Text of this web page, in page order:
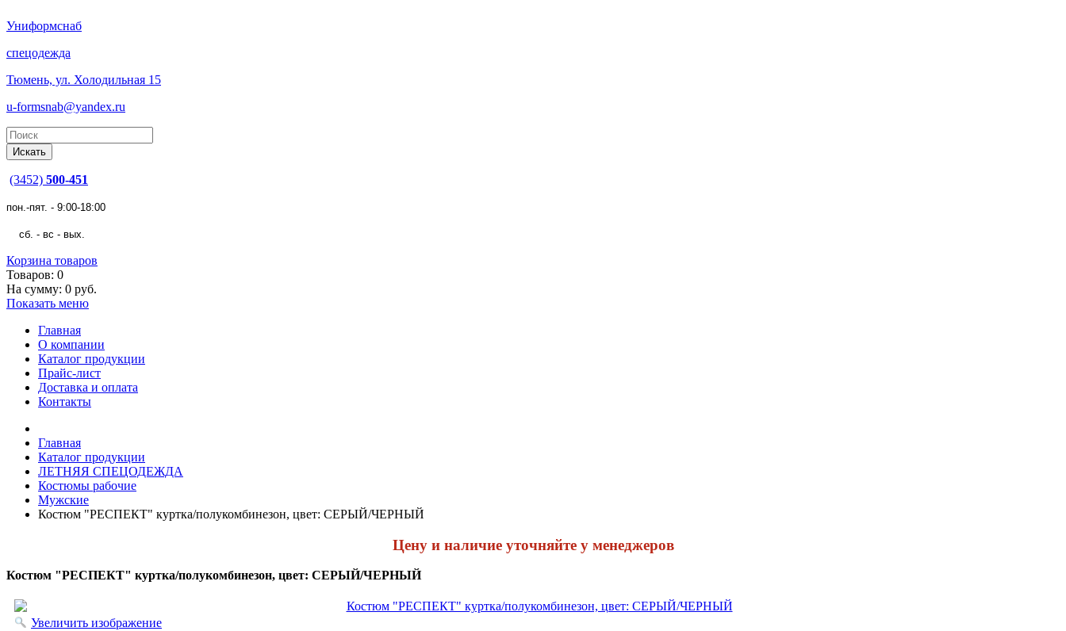
Униформснаб
спецодежда
Тюмень, ул. Холодильная 15
u-formsnab@yandex.ru
(3452) 500-451
пон.-пят. - 9:00-18:00
сб. - вс - вых.
Корзина товаров
Товаров: 0
На сумму: 0 руб.
Показать меню
Главная
О компании
Каталог продукции
Прайс-лист
Доставка и оплата
Контакты
Главная
Каталог продукции
ЛЕТНЯЯ СПЕЦОДЕЖДА
Костюмы рабочие
Мужские
Костюм "РЕСПЕКТ" куртка/полукомбинезон, цвет: СЕРЫЙ/ЧЕРНЫЙ
Цену и наличие уточняйте у менеджеров
Костюм "РЕСПЕКТ" куртка/полукомбинезон, цвет: СЕРЫЙ/ЧЕРНЫЙ
Увеличить изображение